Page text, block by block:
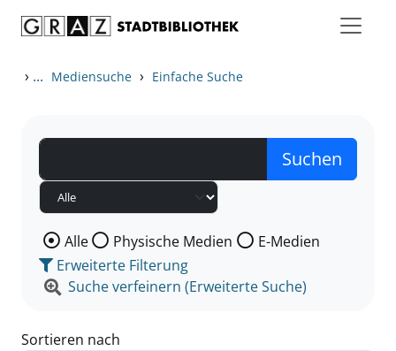
› ... Mediensuche › Einfache Suche
Wählen Sie die Medienart nach der Sie suchen wollen.
Alle Physische Medien
E-Medien
Erweiterte Filterung
Suche verfeinern (Erweiterte Suche)
Sortieren nach